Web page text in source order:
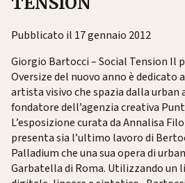
Pubblicato il 17 gennaio 2012
Giorgio Bartocci – Social Tension Il
Oversize del nuovo anno è dedicato
artista visivo che spazia dalla urban
fondatore dell’agenzia creativa
L’esposizione curata da Annalisa
presenta sia l’ultimo lavoro di
Palladium che una sua opera di
Garbatella di Roma. Utilizzando